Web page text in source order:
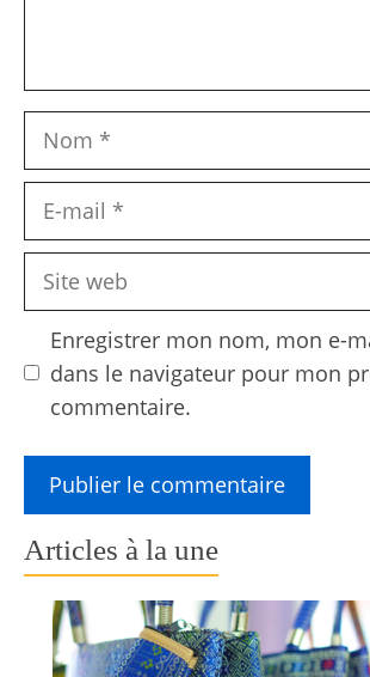
Nom
Site
Enregistrer mon nom, mon e-
dans le navigateur pour mon
commentaire.
Articles à la une